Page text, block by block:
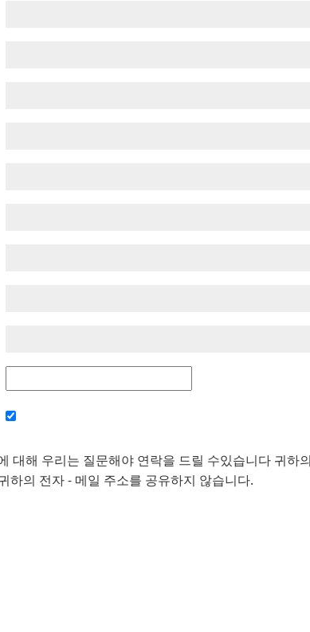
대해 우리는 질문해야 연락을 드릴 수있습니다 귀하
하의 전자 - 메일 주소를 공유하지 않습니다.